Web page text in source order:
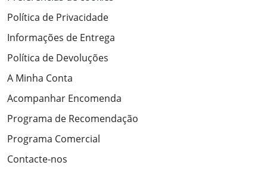
Política de Privacidade
Informações de Entrega
Política de Devoluções
A Minha Conta
Acompanhar Encomenda
Programa de Recomendação
Programa Comercial
Contacte-nos